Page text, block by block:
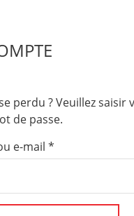
perdu ? Veuillez
de passe.
e-mail *Obligatoire